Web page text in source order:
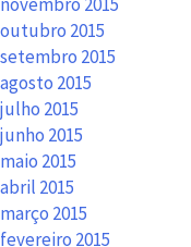
outubro 2015
setembro 2015
agosto 2015
julho 2015
junho 2015
maio 2015
abril 2015
março 2015
fevereiro 2015